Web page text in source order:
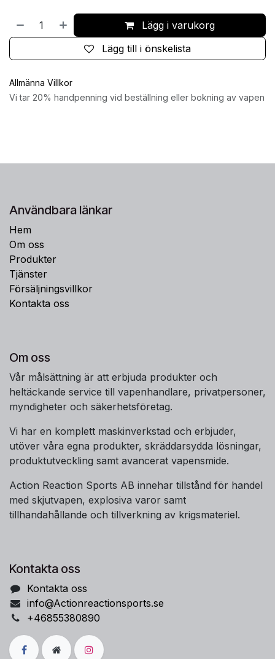
Lägg i varukorg
Lägg till i önskelista
Allmänna Villkor
Vi tar 20% handpenning vid beställning eller bokning av vapen
Användbara länkar
Hem
Om oss
Produkter
Tjänster
Försäljningsvillkor
Kontakta oss
Om oss
Vår målsättning är att erbjuda produkter och
heltäckande service till vapenhandlare, privatpersoner,
myndigheter och säkerhetsföretag.
Vi har en komplett maskinverkstad och erbjuder,
utöver våra egna produkter, skräddarsydda lösningar,
produktutveckling samt avancerat vapensmide.
Action Reaction Sports AB innehar tillstånd för handel
med skjutvapen, explosiva varor samt
tillhandahållande och tillverkning av krigsmateriel.
Kontakta oss
Kontakta oss
info@Actionreactionsports.se
+46855380890